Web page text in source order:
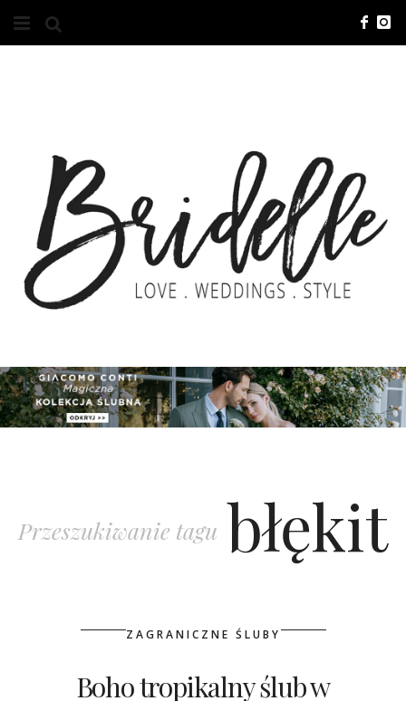
O NAS
KONTAKT
REKLAMA
ADVERTISING
ZGŁOSZENIA
WASZE ŚLUBY
Przeszukiwanie tagu błękit
ZAGRANICZNE ŚLUBY
Boho tropikalny ślub w